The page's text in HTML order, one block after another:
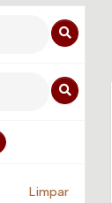
Limpar